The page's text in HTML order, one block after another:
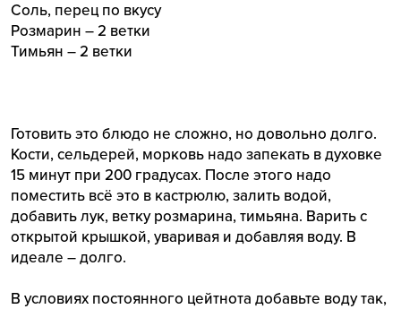
Соль, перец по вкусу
Розмарин – 2 ветки
Тимьян – 2 ветки
Готовить это блюдо не сложно, но довольно долго.
Кости, сельдерей, морковь надо запекать в духовке
15 минут при 200 градусах. После этого надо
поместить всё это в кастрюлю, залить водой,
добавить лук, ветку розмарина, тимьяна. Варить с
открытой крышкой, уваривая и добавляя воду. В
идеале – долго.
В условиях постоянного цейтнота добавьте воду так,